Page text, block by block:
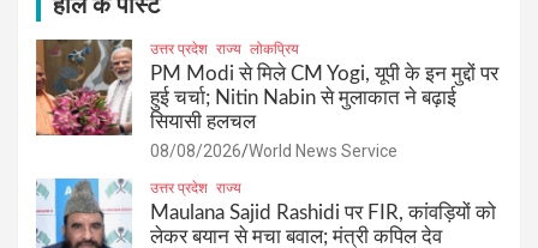
हाल के पोस्ट
उत्तर प्रदेश राज्य लोकप्रिय
PM Modi से मिले CM Yogi, यूपी के इन मुद्दों पर
हुई चर्चा; Nitin Nabin से मुलाकात ने बढ़ाई
सियासी हलचल
08/08/2026 World News Service
उत्तर प्रदेश राज्य
Maulana Sajid Rashidi पर FIR, कांवड़ियों को
लेकर बयान से मचा बवाल; मंत्री कपिल देव